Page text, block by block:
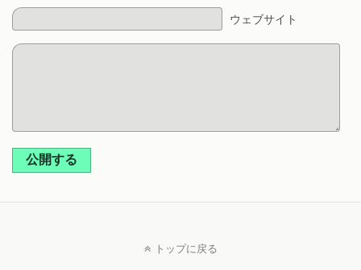
ウェブサイト
公開する
トップに戻る